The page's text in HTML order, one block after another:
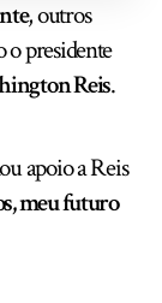
, outros
o presidente
Reis.
apoio a Reis
meu futuro